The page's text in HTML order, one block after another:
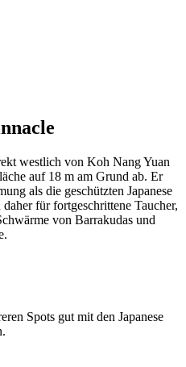
westlich von Koh Nang Yuan
auf 18 m am Grund ab. Er
als die geschützten Japanese
für fortgeschrittene Taucher,
von Barrakudas und
Spots gut mit den Japanese